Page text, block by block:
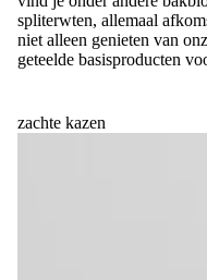
spliterwten, allemaal
niet alleen genieten van
geteelde basisproducten
zachte kazen